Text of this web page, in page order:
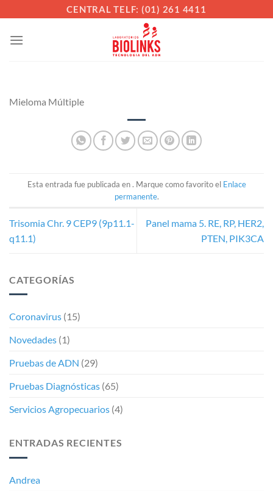
al
contenido
CENTRAL TELF: (01) 261 4411
Mieloma Múltiple
Esta entrada fue publicada en . Marque como favorito el Enlace
permanente.
Trisomia Chr. 9 CEP9 (9p11.1-
q11.1)
Panel mama 5. RE, RP, HER2,
PTEN, PIK3CA
CATEGORÍAS
Coronavirus (15)
Novedades (1)
Pruebas de ADN (29)
Pruebas Diagnósticas (65)
Servicios Agropecuarios (4)
ENTRADAS RECIENTES
Andrea